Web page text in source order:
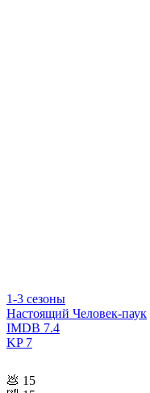
1-3 сезоны
Настоящий Человек-паук
IMDB 7.4
KP7
💩 15